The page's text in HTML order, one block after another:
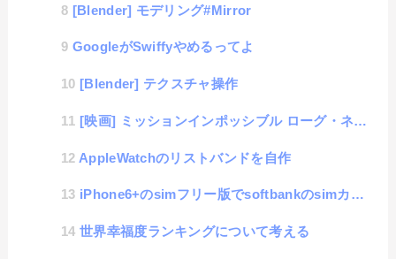
[Blender] モデリング#Mirror
GoogleがSwiffyやめるってよ
[Blender] テクスチャ操作
[映画] ミッションインポッシブル ローグ・ネイション
AppleWatchのリストバンドを自作
iPhone6+のsimフリー版でsoftbankのsimカードを利用する方法
世界幸福度ランキングについて考える